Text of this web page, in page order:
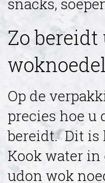
snacks,
Zo bereidt
Op de
precies hoe u
bereidt. Dit is
Kook water in
udon wok